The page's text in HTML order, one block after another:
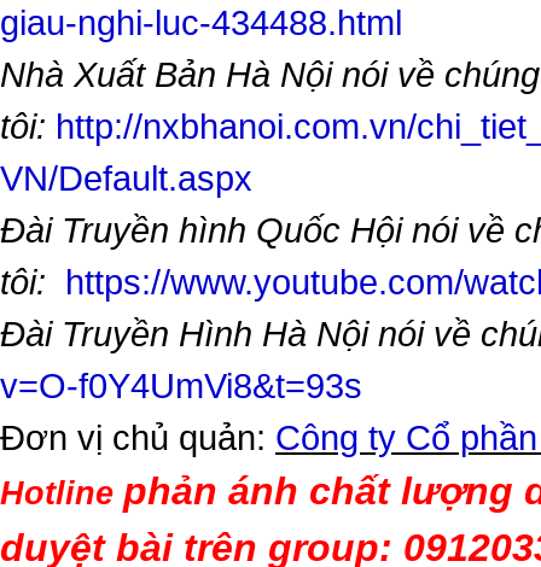
giau-nghi-luc-434488.html
Nhà Xuất Bản Hà Nội nói về chúng
tôi: http://nxbhanoi.com.vn/
VN/Default.aspx
Đài Truyền hình Quốc Hội nói về
tôi: https://www.youtube.com/
Đài Truyền Hình Hà Nội nói về
v=O-f0Y4UmVi8&t=93s
Đơn vị chủ quản: Công ty Cổ
Hotline phản ánh chất lượng
duyệt bài trên group: